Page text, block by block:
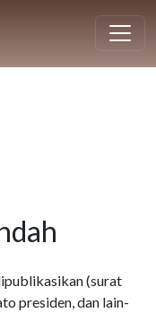
(surat
presiden, dan lain-